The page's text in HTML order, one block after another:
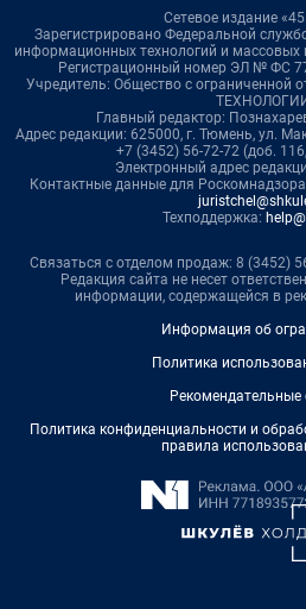
Сетевое издание
Зарегистрировано Федеральной
информационных технологий и
Регистрационный номер ЭЛ № ФС
Учредитель: Общество с ограниченной
Главный редактор:
Адрес редакции: 625000, г. Тюмень, ул.
+7 (3452) 56-72-72 (доб.
Электронный адрес
Контактные данные для
Техподдержка:
Связаться с отделом продаж: 8 (3452)
Редакция сайта не несет
информации, содержащейся в
Информация об
Политика
Рекомендательные
Политика конфиденциальности и
правила